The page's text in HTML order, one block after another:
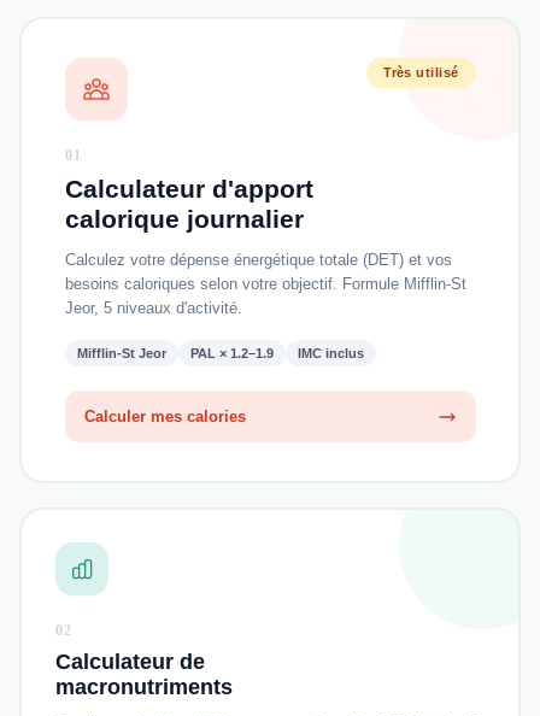
Très utilisé
01
Calculateur d'apport
calorique journalier
Calculez votre dépense énergétique totale (DET) et vos
besoins caloriques selon votre objectif. Formule Mifflin-St
Jeor, 5 niveaux d'activité.
Mifflin-St Jeor PAL × 1.2–1.9 IMC inclus
Calculer mes calories
02
Calculateur de
macronutriments